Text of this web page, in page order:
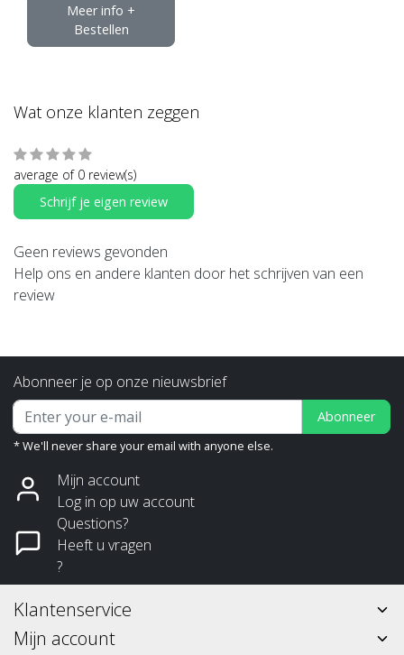
Meer info +
Bestellen
Wat onze klanten zeggen
average of 0 review(s)
Schrijf je eigen review
Geen reviews gevonden
Help ons en andere klanten door het schrijven van een
review
Abonneer je op onze nieuwsbrief
Abonneer
* We'll never share your email with anyone else.
Mijn account
Log in op uw account
Questions?
Heeft u vragen
?
Klantenservice
Mijn account